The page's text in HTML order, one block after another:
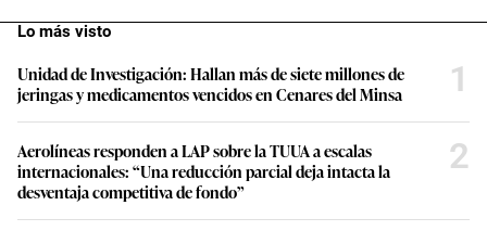
Lo más visto
Unidad de Investigación: Hallan más de siete millones de
jeringas y medicamentos vencidos en Cenares del Minsa
1
Aerolíneas responden a LAP sobre la TUUA a escalas
internacionales: “Una reducción parcial deja intacta la
desventaja competitiva de fondo”
2